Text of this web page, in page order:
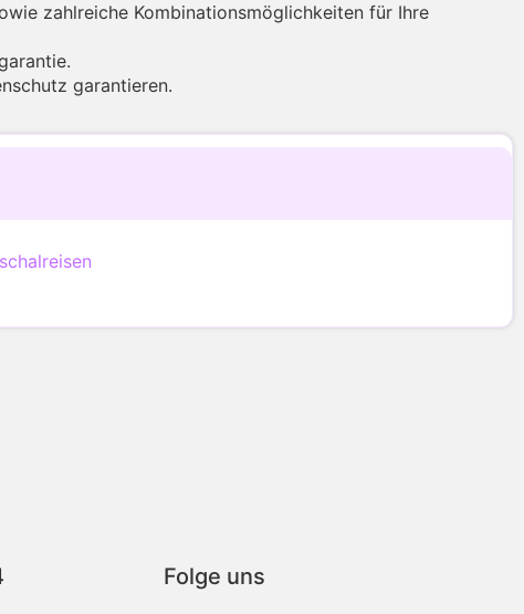
zahlreiche Kombinationsmöglichkeiten für Ihre
garantieren.
Folge uns